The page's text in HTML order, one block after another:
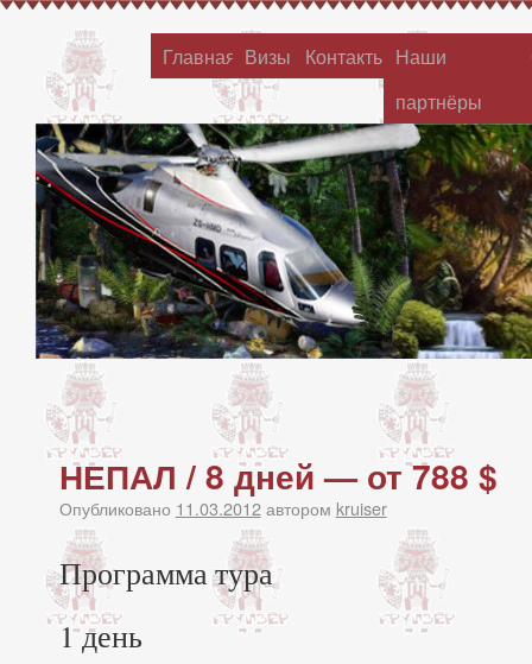
Главная Визы Контакты Наши
партнёры
НЕПАЛ / 8 дней — от 788 $
Опубликовано 11.03.2012 автором kruiser
Программа тура
1 день